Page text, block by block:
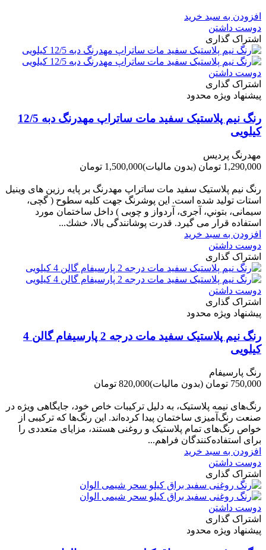
افزودن به سبد خرید
دوست داشتن
اشتراک گذاری
دوست داشتن
اشتراک گذاری
پیشنهاد ویژه محدود
رنگ نیم پلاستیک سفید مات ساتراپ مهدرنگ دبه 12/5
کیلویی
مهدرنگ پردیس
1,290,000 تومان
(بدون مالیات)1,500,000 تومان
رنگ نیم پلاستیک سفید مات ساتراپ مهدرنگ بر پایه رزین های وینیل
استات تولید شده است. این پوشرنگ جهت کلیه سطوح ( گچی،
سیمانی، بتوني، آجری، آردواز و چوبی ) داخل ساختمان مورد
استفاده قرار می گیرد. قدرت پوشانندگی بالا، خشك...
افزودن به سبد خرید
دوست داشتن
اشتراک گذاری
دوست داشتن
اشتراک گذاری
پیشنهاد ویژه محدود
رنگ نیم پلاستیک سفید مات درجه 2 پارسیفام گالن 4
کیلویی
رنگ پارسیفام
750,000 تومان
(بدون مالیات)820,000 تومان
رنگ‌های نیمه پلاستیک، به دلیل ترکیبات خاص خود، جایگاهی ویژه در
صنعت رنگ‌آمیزی ساختمان پیدا کرده‌اند. این رنگ‌ها که ترکیبی از
خواص رنگ‌های تمام پلاستیک و روغنی هستند، مزایای متعددی را
برای استفاده‌کنندگان فراهم...
افزودن به سبد خرید
دوست داشتن
اشتراک گذاری
دوست داشتن
اشتراک گذاری
پیشنهاد ویژه محدود